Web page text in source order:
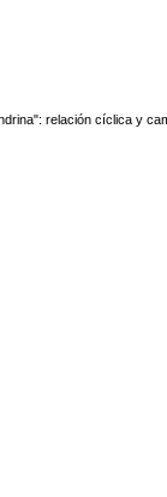
relación cíclica y